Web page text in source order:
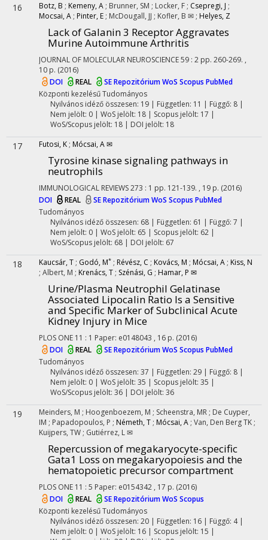
16 Botz, B ; Kemeny, A ; Brunner, SM ; Locker, F ; Csepregi, J ;
Mocsai, A ; Pinter, E ; McDougall, JJ ; Kofler, B ✉ ; Helyes, Z
Lack of Galanin 3 Receptor Aggravates
Murine Autoimmune Arthritis
JOURNAL OF MOLECULAR NEUROSCIENCE59 : 2 pp. 260-269. ,
10 p. (2016)
DOI
REAL SE RepozitóriumWoS Scopus PubMed
Központi kezelésűTudományos
Nyilvános idéző összesen: 19| Független: 11 | Függő: 8 |
Nem jelölt: 0 | WoS jelölt: 18 | Scopus jelölt: 17 |
WoS/Scopus jelölt: 18 | DOI jelölt: 18
17 Futosi, K ; Mócsai, A ✉
Tyrosine kinase signaling pathways in
neutrophils
IMMUNOLOGICAL REVIEWS273 : 1 pp. 121-139. , 19 p. (2016)
DOI
REAL SE RepozitóriumWoS Scopus PubMed
Tudományos
Nyilvános idéző összesen: 68| Független: 61 | Függő: 7 |
Nem jelölt: 0 | WoS jelölt: 65 | Scopus jelölt: 62 |
WoS/Scopus jelölt: 68 | DOI jelölt: 67
18 Kaucsár, T ; Godó, M* ; Révész, C ; Kovács, M ; Mócsai, A ; Kiss, N
; Albert, M ; Krenács, T ; Szénási, G ; Hamar, P ✉
Urine/Plasma Neutrophil Gelatinase
Associated Lipocalin Ratio Is a Sensitive
and Specific Marker of Subclinical Acute
Kidney Injury in Mice
PLOS ONE 11 : 1 Paper: e0148043 , 16 p. (2016)
DOI
REAL SE RepozitóriumWoS Scopus PubMed
Tudományos
Nyilvános idéző összesen: 37 | Független: 29 | Függő: 8 |
Nem jelölt: 0 | WoS jelölt: 35 | Scopus jelölt: 35 |
WoS/Scopus jelölt: 36 | DOI jelölt: 36
19 Meinders, M ; Hoogenboezem, M ; Scheenstra, MR ; De Cuyper,
IM ; Papadopoulos, P ; Németh, T ; Mócsai, A ; Van, Den Berg TK ;
Kuijpers, TW ; Gutiérrez, L ✉
Repercussion of megakaryocyte-specific
Gata1 Loss on megakaryopoiesis and the
hematopoietic precursor compartment
PLOS ONE 11 : 5 Paper: e0154342 , 17 p. (2016)
DOI
REAL SE RepozitóriumWoS Scopus
Központi kezelésűTudományos
Nyilvános idéző összesen: 20| Független: 16 | Függő: 4 |
Nem jelölt: 0 | WoS jelölt: 16 | Scopus jelölt: 15 |